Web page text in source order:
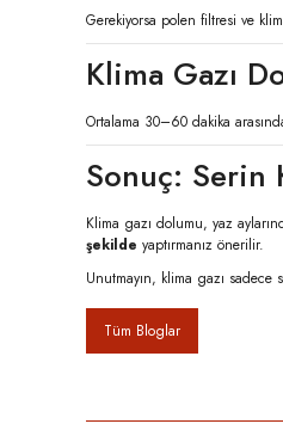
Gerekiyorsa polen filtresi ve
Klima Gazı
Ortalama 30–60 dakika
Sonuç: Serin
Klima gazı dolumu, yaz
şekilde yaptırmanız önerilir.
Unutmayın, klima gazı
Tüm Bloglar